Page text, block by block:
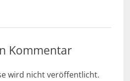
Kommentar
wird nicht veröffentlicht.